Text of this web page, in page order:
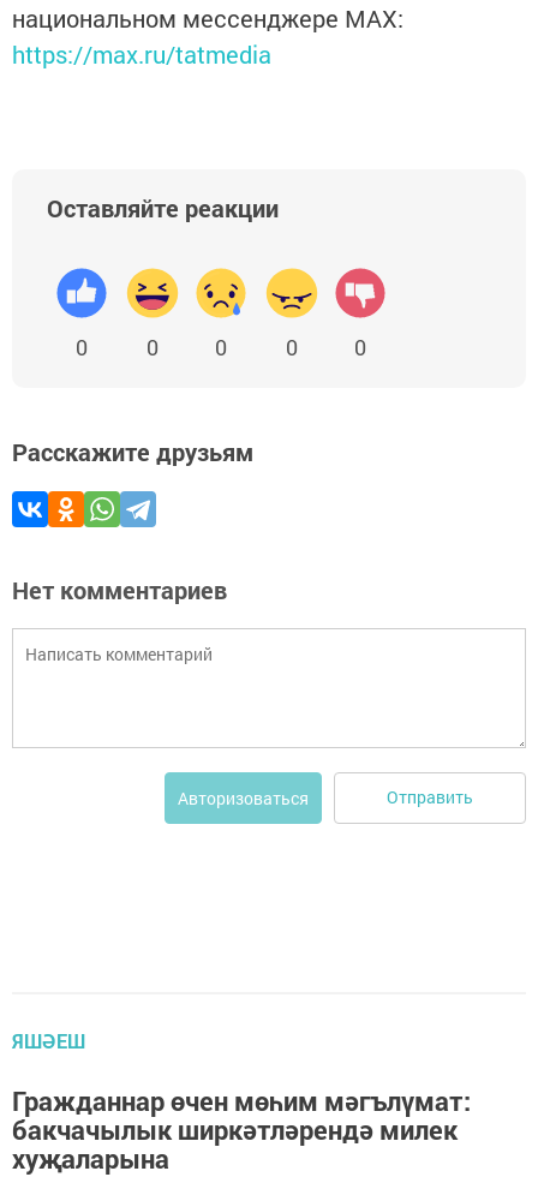
национальном мессенджере MАХ:
https://max.ru/tatmedia
Оставляйте реакции
0 0 0 0 0
Расскажите друзьям
Нет комментариев
Авторизоваться Отправить
ЯШӘЕШ
Гражданнар өчен мөһим мәгълүмат:
бакчачылык ширкәтләрендә милек
хуҗаларына